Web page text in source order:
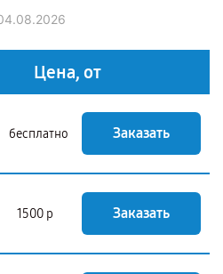
Цена, от
бесплатно Заказать
1500 р Заказать